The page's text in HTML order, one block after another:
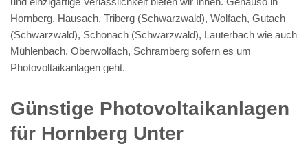
Hornberg, Hausach, Triberg (Schwarzwald), Wolfach, Gutach
(Schwarzwald), Schonach (Schwarzwald), Lauterbach wie auch
Mühlenbach, Oberwolfach, Schramberg sofern es um
Photovoltaikanlagen geht.
Günstige Photovoltaikanlagen
für Hornberg Unter